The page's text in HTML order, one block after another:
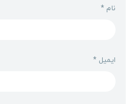
نام*
ایمیل *